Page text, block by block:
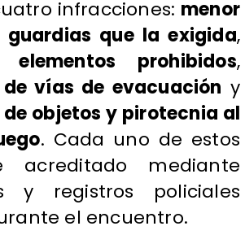
infracciones: menor
que la exigida,
prohibidos,
vías de evacuación y
objetos y pirotecnia al
. Cada uno de estos
acreditado mediante
y registros policiales
el encuentro.